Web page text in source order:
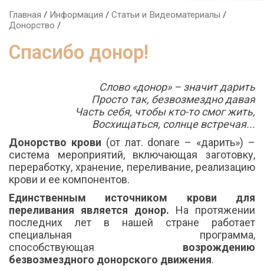
Главная / Информация / Статьи и Видеоматериалы /
Донорство /
Спасибо донор!
Слово «донор» – значит дарить
Просто так, безвозмездно давая
Часть себя, чтобы кто-то смог жить,
Восхищаться, солнце встречая...
Донорство крови (от лат. donare – «дарить») –
система мероприятий, включающая заготовку,
переработку, хранение, переливание, реализацию
крови и ее компонентов.
Единственным источником крови для
переливания является донор. На протяжении
последних лет в нашей стране работает
специальная программа,
способствующая возрождению
безвозмездного донорского движения.